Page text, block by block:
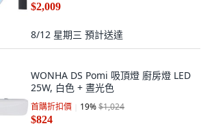
$2,009
8/12 星期三 預計送達
WONHA DS Pomi 吸頂燈 廚房燈 LED
25W, 白色 + 晝光色
首購折扣價 19%$1,024
$824